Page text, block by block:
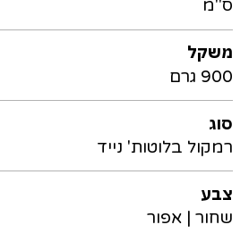
ס"מ
משקל
900 גרם
סוג
רמקול בלוטות' נייד
צבע
שחור | אפור